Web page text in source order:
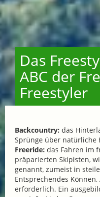
Das
ABC der
Freestyler
Backcountry: das
Sprünge über natürliche
Freeride: das Fahren im
präparierten Skipisten,
genannt, zumeist in
Entsprechendes
erforderlich. Ein